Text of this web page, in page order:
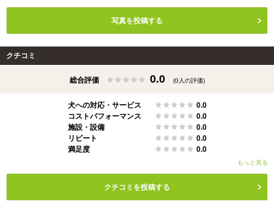
写真を投稿する
クチコミ
総合評価 0.0 (0人の評価)
犬への対応・サービス
0.0
コストパフォーマンス
0.0
施設・設備
0.0
リピート
0.0
満足度
0.0
もっと見る
クチコミを投稿する